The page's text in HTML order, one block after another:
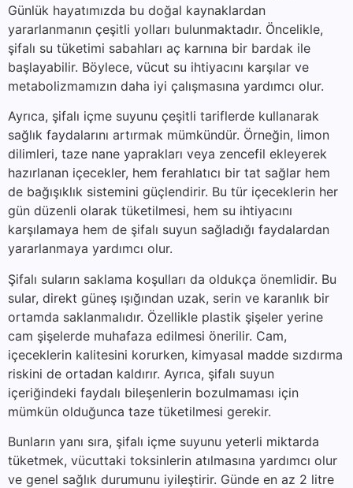
Günlük hayatımızda bu doğal kaynaklardan
yararlanmanın çeşitli yolları bulunmaktadır. Öncelikle,
şifalı su tüketimi sabahları aç karnına bir bardak ile
başlayabilir. Böylece, vücut su ihtiyacını karşılar ve
metabolizmamızın daha iyi çalışmasına yardımcı olur.
Ayrıca, şifalı içme suyunu çeşitli tariflerde kullanarak
sağlık faydalarını artırmak mümkündür. Örneğin, limon
dilimleri, taze nane yaprakları veya zencefil ekleyerek
hazırlanan içecekler, hem ferahlatıcı bir tat sağlar hem
de bağışıklık sistemini güçlendirir. Bu tür içeceklerin her
gün düzenli olarak tüketilmesi, hem su ihtiyacını
karşılamaya hem de şifalı suyun sağladığı faydalardan
yararlanmaya yardımcı olur.
Şifalı suların saklama koşulları da oldukça önemlidir. Bu
sular, direkt güneş ışığından uzak, serin ve karanlık bir
ortamda saklanmalıdır. Özellikle plastik şişeler yerine
cam şişelerde muhafaza edilmesi önerilir. Cam,
içeceklerin kalitesini korurken, kimyasal madde sızdırma
riskini de ortadan kaldırır. Ayrıca, şifalı suyun
içeriğindeki faydalı bileşenlerin bozulmaması için
mümkün olduğunca taze tüketilmesi gerekir.
Bunların yanı sıra, şifalı içme suyunu yeterli miktarda
tüketmek, vücuttaki toksinlerin atılmasına yardımcı olur
ve genel sağlık durumunu iyileştirir. Günde en az 2 litre